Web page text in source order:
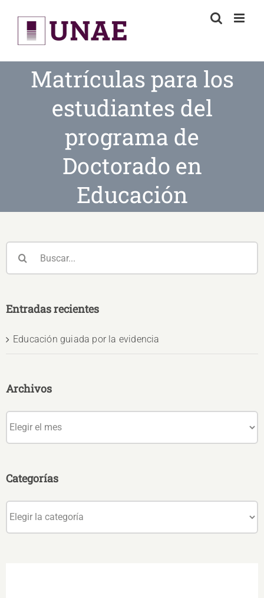
content
Matrículas para los
estudiantes del
programa de
Doctorado en
Educación
Entradas recientes
Educación guiada por la evidencia
Archivos
Categorías